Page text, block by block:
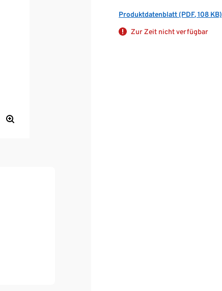
Produktdatenblatt (PDF, 108 KB)
Zur Zeit nicht verfügbar